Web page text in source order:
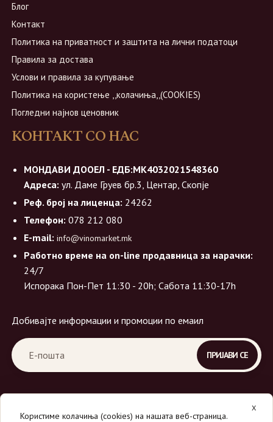
Блог
Контакт
Политика на приватност и заштита на лични податоци
Правила за достава
Услови и правила за купување
Политика на користење ,,колачиња,,(COOKIES)
Погледни најнов ценовник
КОНТАКТ СО НАС
МОНДАВИ ДООЕЛ - ЕДБ:МК4032021548360
Адреса: ул. Даме Груев бр.3, Центар, Скопје
Реф. број на лиценца: 24262
Телефон: 078 212 080
E-mail: info@vinomarket.mk
Работно време на on-line продавница за нарачки:
24/7
Испорака Пон-Пет 11:30 - 20h; Сабота 11:30-17h
Добивајте информации и промоции по емаил
X
Користиме колачиња (cookies) на нашата веб-страница.